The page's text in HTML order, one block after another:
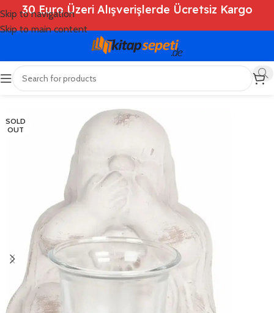
Skip to navigation
Skip to main content
30 Euro Üzeri Alışverişlerde Ücretsiz Kargo
Ana Sayfa Shop
SOLD
OUT